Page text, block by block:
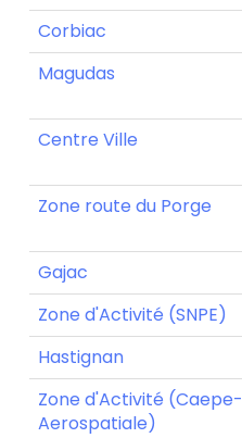
Corbiac
Magudas
Centre Ville
Zone route du Porge
Gajac
Zone d'Activité (SNPE)
Hastignan
Zone d'Activité (Caepe-
Aerospatiale)